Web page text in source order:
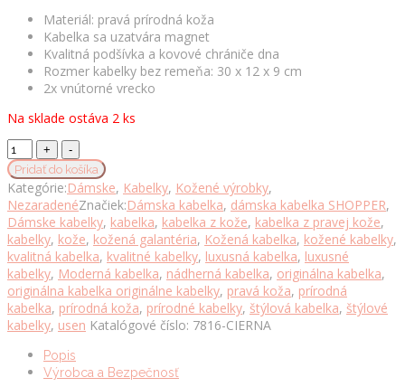
Materiál: pravá prírodná koža
Kabelka sa uzatvára magnet
Kvalitná podšívka a kovové chrániče dna
Rozmer kabelky bez remeňa: 30 x 12 x 9 cm
2x vnútorné vrecko
Na sklade ostáva 2 ks
Kabelka
z
pravej
kože
7816
v
čiernej
farbe
množstvo
Pridať do košíka
Kategórie:Dámske, Kabelky, Kožené výrobky,
NezaradenéZnačiek:Dámska kabelka, dámska kabelka SHOPPER,
Dámske kabelky, kabelka, kabelka z kože, kabelka z pravej kože,
kabelky, kože, kožená galantéria, Kožená kabelka, kožené kabelky,
kvalitná kabelka, kvalitné kabelky, luxusná kabelka, luxusné
kabelky, Moderná kabelka, nádherná kabelka, originálna kabelka,
originálna kabelka originálne kabelky, pravá koža, prírodná
kabelka, prírodná koža, prírodné kabelky, štýlová kabelka, štýlové
kabelky, usen Katalógové číslo: 7816-CIERNA
Popis
Výrobca a Bezpečnosť